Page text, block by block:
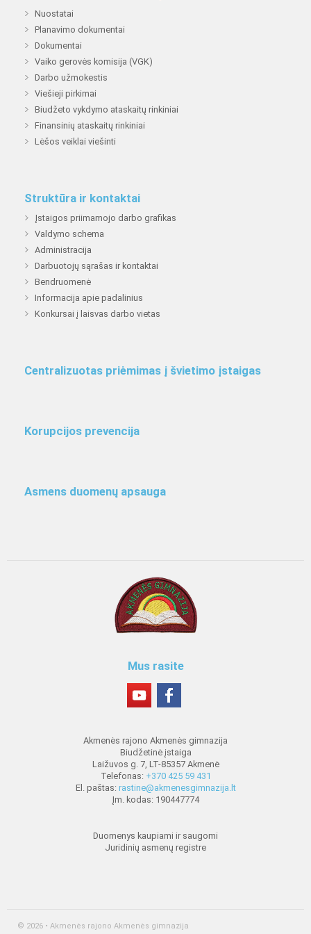
Nuostatai
Planavimo dokumentai
Dokumentai
Vaiko gerovės komisija (VGK)
Darbo užmokestis
Viešieji pirkimai
Biudžeto vykdymo ataskaitų rinkiniai
Finansinių ataskaitų rinkiniai
Lėšos veiklai viešinti
Struktūra ir kontaktai
Įstaigos priimamojo darbo grafikas
Valdymo schema
Administracija
Darbuotojų sąrašas ir kontaktai
Bendruomenė
Informacija apie padalinius
Konkursai į laisvas darbo vietas
Centralizuotas priėmimas į švietimo įstaigas
Korupcijos prevencija
Asmens duomenų apsauga
Mus rasite
Akmenės rajono Akmenės gimnazija
Biudžetinė įstaiga
Laižuvos g. 7, LT-85357 Akmenė
Telefonas: +370 425 59 431
El. paštas: rastine@akmenesgimnazija.lt
Įm. kodas: 190447774
Duomenys kaupiami ir saugomi
Juridinių asmenų registre
© 2026 • Akmenės rajono Akmenės gimnazija